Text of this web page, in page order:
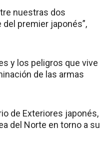
nuestras dos
premier japonés”,
y los peligros que vive
de las armas
de Exteriores japonés,
del Norte en torno a su